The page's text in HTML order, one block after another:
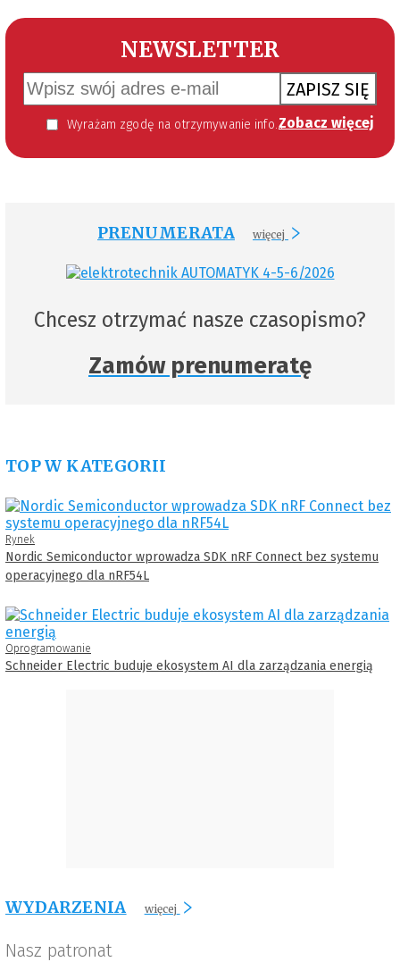
NEWSLETTER
ZAPISZ SIĘ
Wyrażam zgodę na otrzymywanie informacji handlowej kierowanej do mnie za pomocą środków komunikacji elektronicznej w szczególności poczty elektronicznej zgodnie z przepisem art. 10 ust 2 ustawy z dnia 18 lipca 2002 roku o świadczeniu usług drogą elektroniczną (Dz. U. 144 z 2002 r. poz. 1204). Zgoda jest dobrowolna, jednak jej wyrażenie jest konieczne, aby otrzymywać newsletter. Zobacz więcej
PRENUMERATA więcej
Chcesz otrzymać nasze czasopismo?
Zamów prenumeratę
TOP W KATEGORII
Rynek
Nordic Semiconductor wprowadza SDK nRF Connect bez systemu
operacyjnego dla nRF54L
Oprogramowanie
Schneider Electric buduje ekosystem AI dla zarządzania energią
WYDARZENIA więcej
Nasz patronat